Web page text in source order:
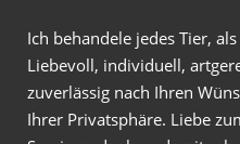
Ich behandele jedes Tier,
Liebevoll, individuell,
zuverlässig nach Ihren
Ihrer Privatsphäre. Liebe